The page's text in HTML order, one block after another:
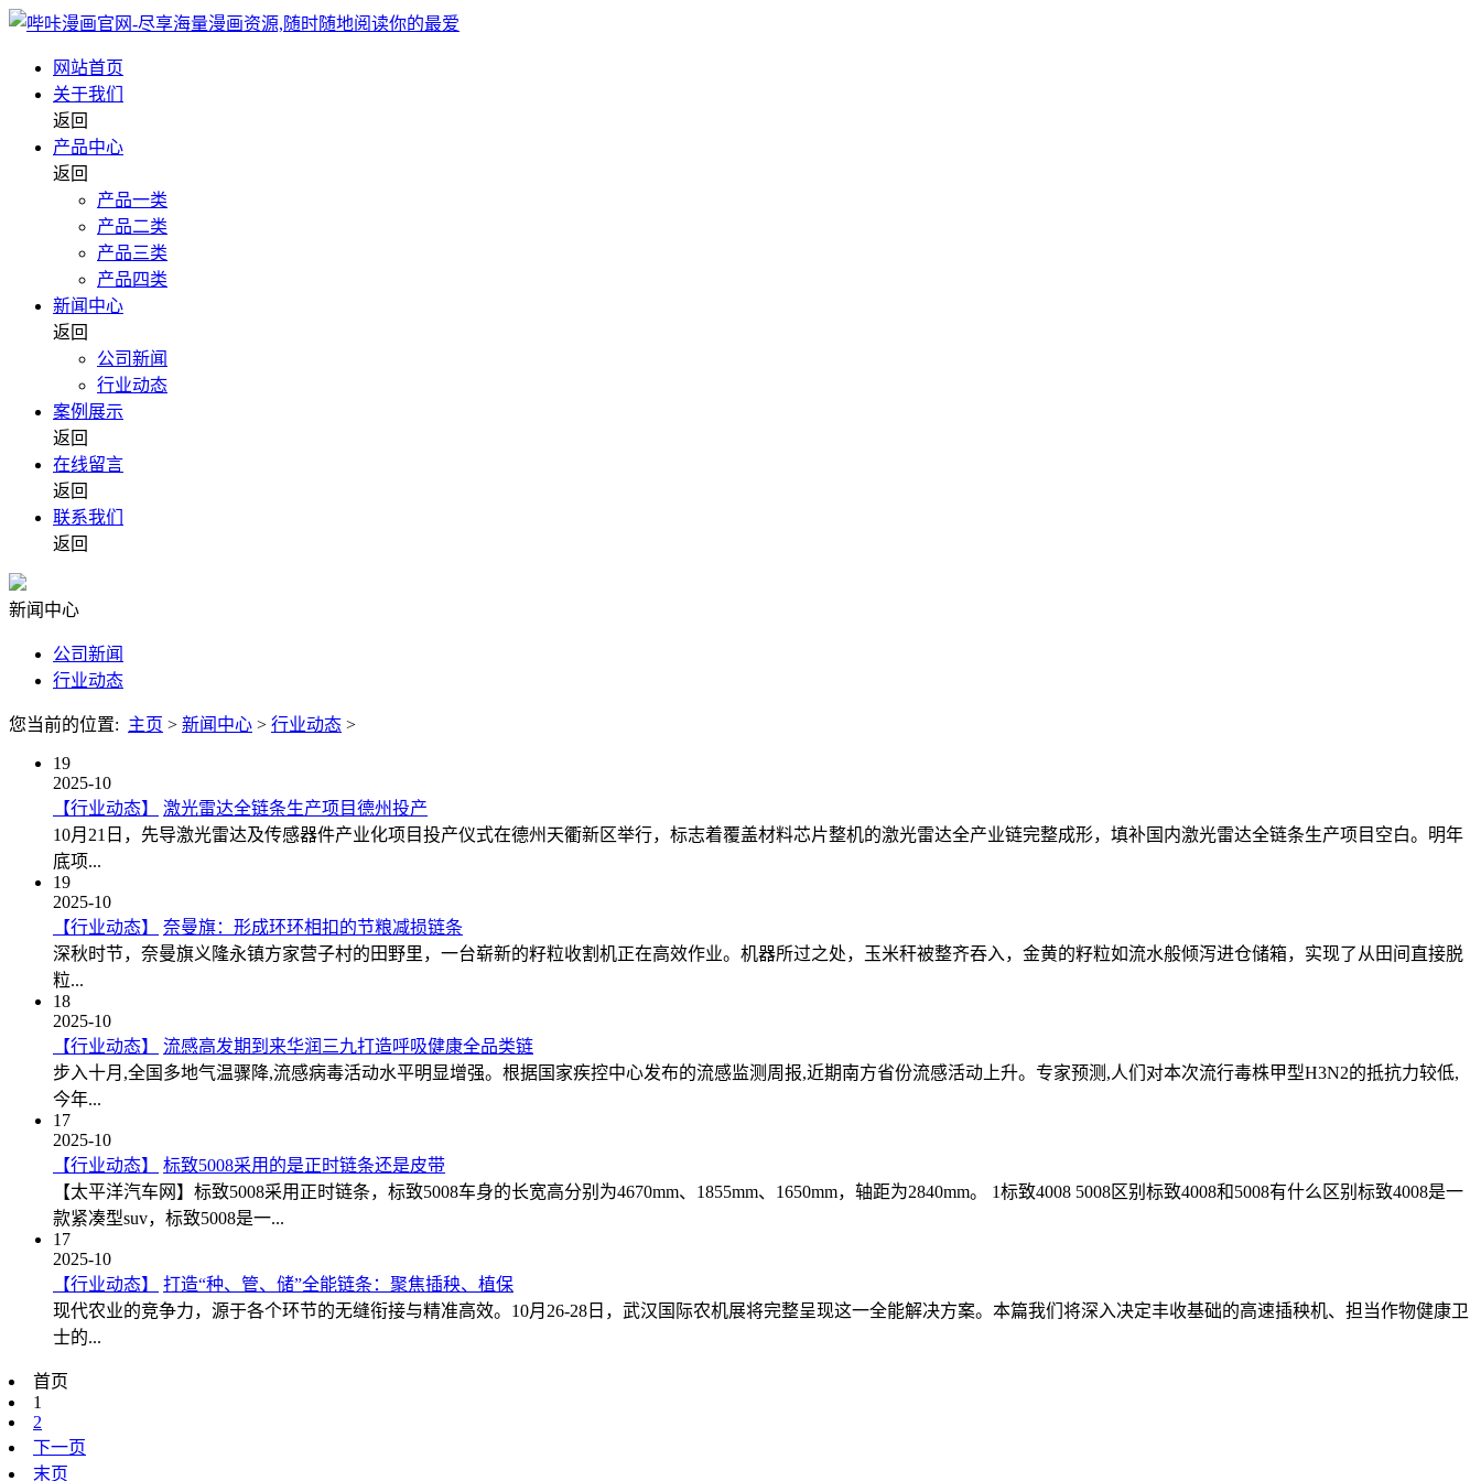
网站首页
关于我们
返回
产品中心
返回
产品一类
产品二类
产品三类
产品四类
新闻中心
返回
公司新闻
行业动态
案例展示
返回
在线留言
返回
联系我们
返回
新闻中心
公司新闻
行业动态
您当前的位置: 主页 > 新闻中心 > 行业动态 >
19
2025-10
【行业动态】
激光雷达全链条生产项目德州投产
10月21日，先导激光雷达及传感器件产业化项目投产仪式在德州天衢新区举行，标志着覆盖材料芯片整机的激光雷达全产业链完整成形，填补国内激光雷达全链条生产项目空白。明年
底项...
19
2025-10
【行业动态】
奈曼旗：形成环环相扣的节粮减损链条
深秋时节，奈曼旗义隆永镇方家营子村的田野里，一台崭新的籽粒收割机正在高效作业。机器所过之处，玉米秆被整齐吞入，金黄的籽粒如流水般倾泻进仓储箱，实现了从田间直接脱
粒...
18
2025-10
【行业动态】
流感高发期到来华润三九打造呼吸健康全品类链
步入十月,全国多地气温骤降,流感病毒活动水平明显增强。根据国家疾控中心发布的流感监测周报,近期南方省份流感活动上升。专家预测,人们对本次流行毒株甲型H3N2的抵抗力较低,
今年...
17
2025-10
【行业动态】
标致5008采用的是正时链条还是皮带
【太平洋汽车网】标致5008采用正时链条，标致5008车身的长宽高分别为4670mm、1855mm、1650mm，轴距为2840mm。 1标致4008 5008区别标致4008和5008有什么区别标致4008是一
款紧凑型suv，标致5008是一...
17
2025-10
【行业动态】
打造“种、管、储”全能链条：聚焦插秧、植保
现代农业的竞争力，源于各个环节的无缝衔接与精准高效。10月26-28日，武汉国际农机展将完整呈现这一全能解决方案。本篇我们将深入决定丰收基础的高速插秧机、担当作物健康卫
士的...
首页
1
2
下一页
末页